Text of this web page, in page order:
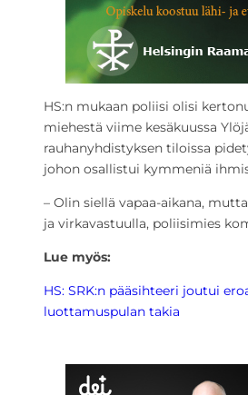
HS:n mukaan poliisi olisi
miehestä viime kesäkuussa
rauhanyhdistyksen tiloissa
johon osallistui kymmeniä
– Olin siellä vapaa-aikana,
ja virkavastuulla, poliisimies
Lue myös:
HS: SRK:n pääsihteeri joutui
luottamuspulan takia